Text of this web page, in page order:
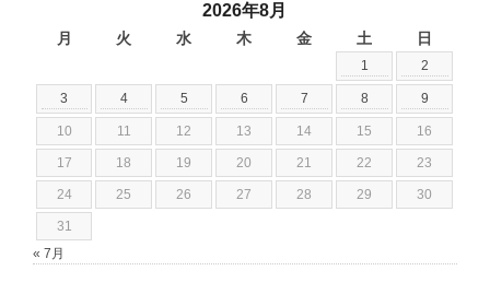
2026年8月
月 火 水 木 金 土 日
1 2
3 4 5 6 7 8 9
10 11 12 13 14 15 16
17 18 19 20 21 22 23
24 25 26 27 28 29 30
31
« 7月